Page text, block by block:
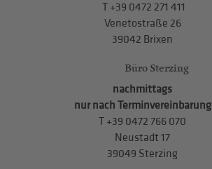
T+39 0472 271 411
Venetostraße 26
39042 Brixen
Büro Sterzing
nachmittags
nur nach Terminvereinbarung
T +39 0472 766 070
Neustadt 17
39049 Sterzing